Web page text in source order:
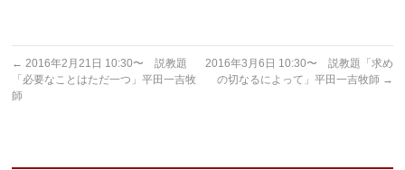
← 2016年2月21日 10:30〜 説教題
「必要なことはただ一つ」平田一吉牧
師
2016年3月6日 10:30〜 説教題「求め
の切なるによって」平田一吉牧師 →